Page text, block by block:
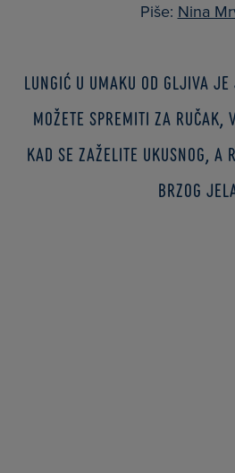
Piše: Nina
Lungić u umaku od gljiva
možete spremiti za ručak,
kad se zaželite ukusnog,
brzog